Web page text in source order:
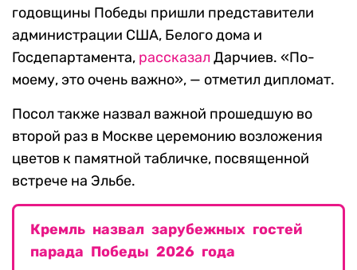
годовщины Победы пришли представители
администрации США, Белого дома и
Госдепартамента, рассказал Дарчиев. «По-
моему, это очень важно», — отметил дипломат.
Посол также назвал важной прошедшую во
второй раз в Москве церемонию возложения
цветов к памятной табличке, посвященной
встрече на Эльбе.
Кремль назвал зарубежных гостей
парада Победы 2026 года